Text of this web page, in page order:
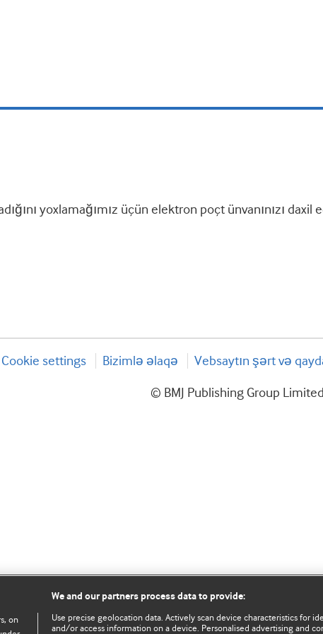
yoxlamağımız üçün elektron poçt ünvanınızı daxil
Cookie settings Bizimlə əlaqə Vebsaytın şərt və
© BMJ Publishing Group
on
We and our partners process data to provide:
Use precise geolocation data. Actively scan device characteristics for
and/or access information on a device. Personalised advertising and